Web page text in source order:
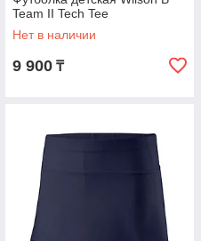
Team II Tech Tee
Нет в наличии
9 900 ₸